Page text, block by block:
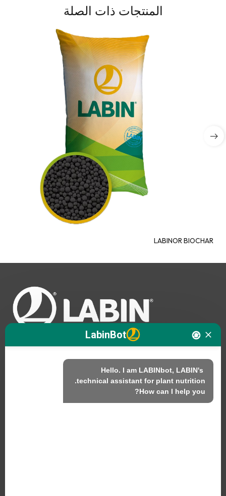
المنتجات ذات الصلة
LABINOR BIOCHAR
نحن
المنتجات
LabinBot
Hello. I am LABINbot, LABIN's
How can I help you?